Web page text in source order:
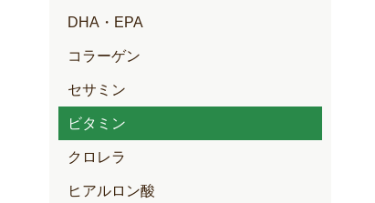
DHA・EPA
コラーゲン
セサミン
ビタミン
クロレラ
ヒアルロン酸